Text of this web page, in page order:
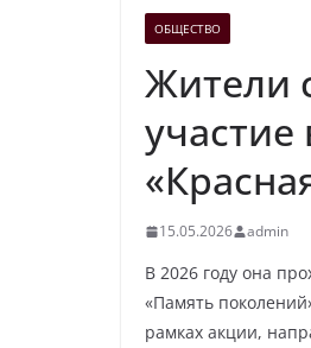
ОБЩЕСТВО
Жители
15.05.2026 admin
В 2026 году она
«Память
рамках акции,